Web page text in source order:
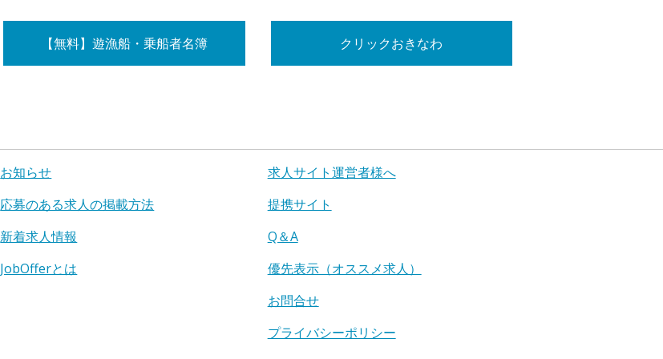
【無料】遊漁船・乗船者名簿 クリックおきなわ
お知らせ
応募のある求人の掲載方法
新着求人情報
JobOfferとは
求人サイト運営者様へ
提携サイト
Q＆A
優先表示（オススメ求人）
お問合せ
プライバシーポリシー